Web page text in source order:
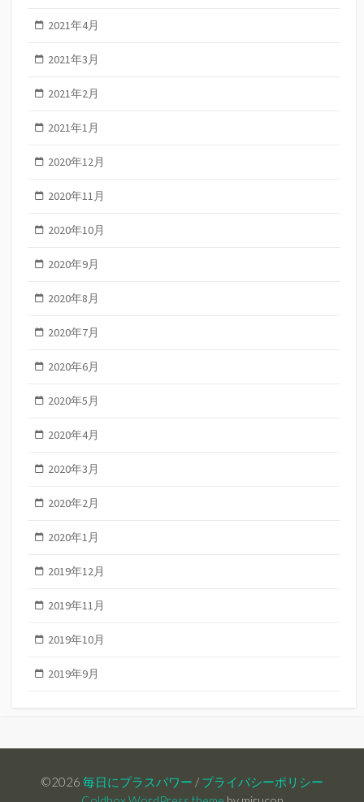
2021年4月
2021年3月
2021年2月
2021年1月
2020年12月
2020年11月
2020年10月
2020年9月
2020年8月
2020年7月
2020年6月
2020年5月
2020年4月
2020年3月
2020年2月
2020年1月
2019年12月
2019年11月
2019年10月
2019年9月
©2026 毎日にプラスパワー / プライバシーポリシー